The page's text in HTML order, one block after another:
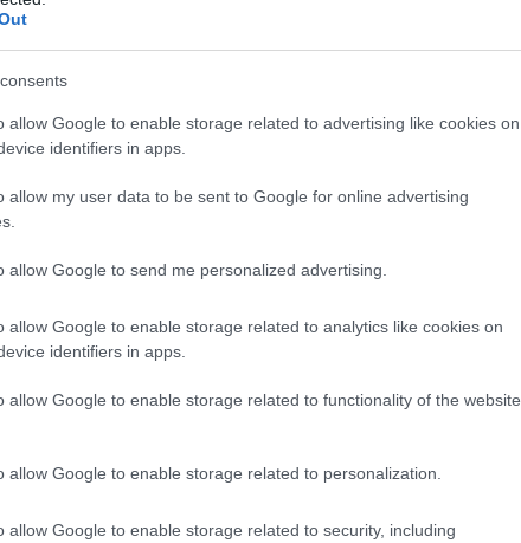
allow Google to enable storage related to advertising like cookies on
identifiers in apps.
allow my user data to be sent to Google for online advertising
allow Google to send me personalized advertising.
allow Google to enable storage related to analytics like cookies on
identifiers in apps.
allow Google to enable storage related to functionality of the website
allow Google to enable storage related to personalization.
allow Google to enable storage related to security, including
απολογία του 42χρονου, ήταν ΤΝΤ, καρφιά,
μετέτρεψε σε βόμβα, καθώς και
ο Ι.Κούζιν κρύφτηκε προκειμένου δύο ημέρες
αμοιβή 18.000 δολαρίων.
της 25ης Απριλίου ο 42χρονος φέρεται να
φως» από στέλεχος της SBU που
μέσω βίντεο, προκειμένου να ενεργοποιήσει
την ώρα που ο Γ.Μοσκάλικ περνούσε
ανακοίνωσαν ότι έφτασαν στα ίχνη του
βίντεο από κάμερες ασφαλείας που τον